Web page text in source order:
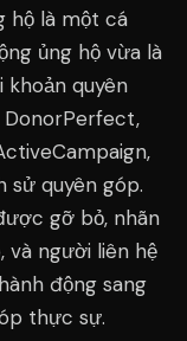
hộ là một cá
ủng hộ vừa là
khoản quyên
sử quyên góp.
gỡ bỏ, nhãn
và người liên hệ
động sang
thực sự.